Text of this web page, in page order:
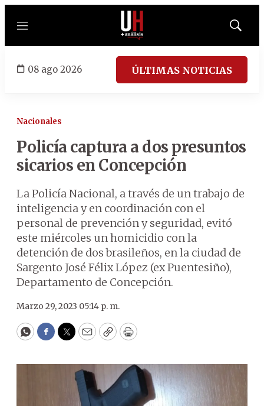
Menú
Mostrar
08 ago 2026 ÚLTIMAS NOTICIAS
Nacionales
Policía captura a dos presuntos
sicarios en Concepción
La Policía Nacional, a través de un trabajo de
inteligencia y en coordinación con el
personal de prevención y seguridad, evitó
este miércoles un homicidio con la
detención de dos brasileños, en la ciudad de
Sargento José Félix López (ex Puentesiño),
Departamento de Concepción.
Marzo 29, 2023 05:14 p. m.
WhatsApp
Facebook
Twitter
EmailCopyPrint